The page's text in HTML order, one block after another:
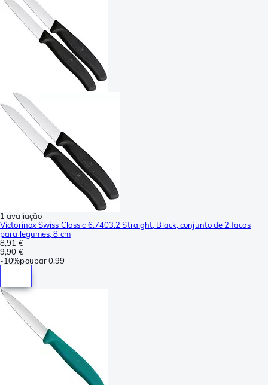
1 avaliação
Victorinox Swiss Classic 6.7403.2 Straight, Black, conjunto de 2 facas
para legumes, 8 cm
8,91 €
9,90 €
-10%poupar0,99